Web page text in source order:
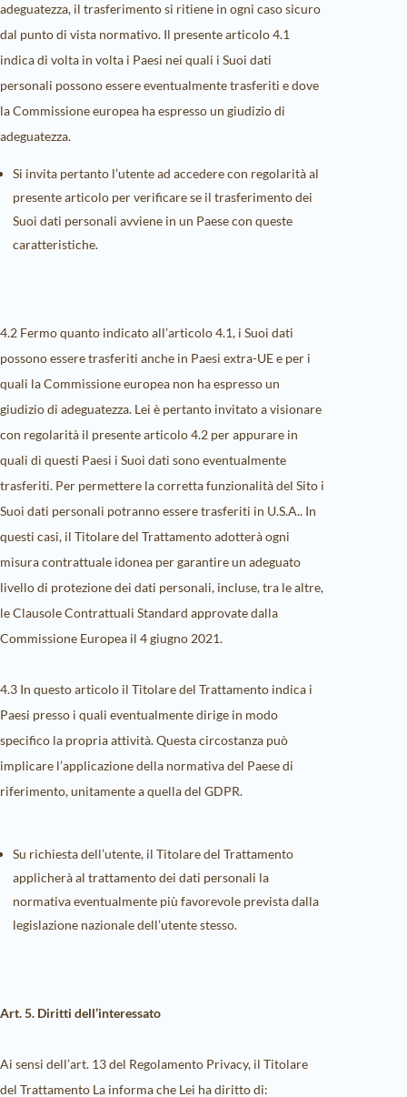
adeguatezza, il trasferimento si ritiene in ogni caso sicuro
dal punto di vista normativo. Il presente articolo 4.1
indica di volta in volta i Paesi nei quali i Suoi dati
personali possono essere eventualmente trasferiti e dove
la Commissione europea ha espresso un giudizio di
adeguatezza.
Si invita pertanto l’utente ad accedere con regolarità al
presente articolo per verificare se il trasferimento dei
Suoi dati personali avviene in un Paese con queste
caratteristiche.
4.2 Fermo quanto indicato all’articolo 4.1, i Suoi dati
possono essere trasferiti anche in Paesi extra-UE e per i
quali la Commissione europea non ha espresso un
giudizio di adeguatezza. Lei è pertanto invitato a visionare
con regolarità il presente articolo 4.2 per appurare in
quali di questi Paesi i Suoi dati sono eventualmente
trasferiti. Per permettere la corretta funzionalità del Sito i
Suoi dati personali potranno essere trasferiti in U.S.A.. In
questi casi, il Titolare del Trattamento adotterà ogni
misura contrattuale idonea per garantire un adeguato
livello di protezione dei dati personali, incluse, tra le altre,
le Clausole Contrattuali Standard approvate dalla
Commissione Europea il 4 giugno 2021.
4.3 In questo articolo il Titolare del Trattamento indica i
Paesi presso i quali eventualmente dirige in modo
specifico la propria attività. Questa circostanza può
implicare l’applicazione della normativa del Paese di
riferimento, unitamente a quella del GDPR.
Su richiesta dell’utente, il Titolare del Trattamento
applicherà al trattamento dei dati personali la
normativa eventualmente più favorevole prevista dalla
legislazione nazionale dell’utente stesso.
Art. 5. Diritti dell’interessato
Ai sensi dell’art. 13 del Regolamento Privacy, il Titolare
del Trattamento La informa che Lei ha diritto di: